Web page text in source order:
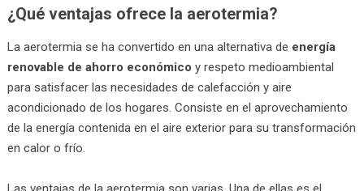
¿Qué ventajas ofrece la aerotermia?
La aerotermia se ha convertido en una alternativa de energía
renovable de ahorro económico y respeto medioambiental
para satisfacer las necesidades de calefacción y aire
acondicionado de los hogares. Consiste en el aprovechamiento
de la energía contenida en el aire exterior para su transformación
en calor o frío.